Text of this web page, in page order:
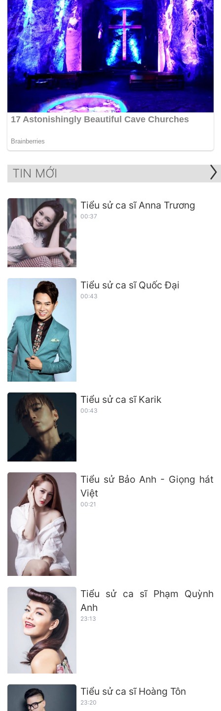
TIN MỚI
Tiểu sử ca sĩ Anna Trương
00:37
Tiểu sử ca sĩ Quốc Đại
00:43
Tiểu sử ca sĩ Karik
00:43
Tiểu sử Bảo Anh - Giọng hát
Việt
00:21
Tiểu sử ca sĩ Phạm Quỳnh
Anh
23:13
Tiểu sử ca sĩ Hoàng Tôn
23:20